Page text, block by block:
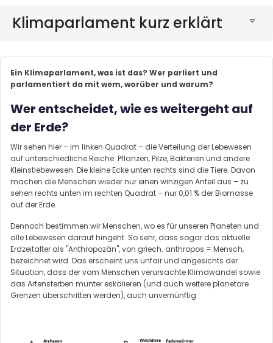
Blöcke
Klimaparlament kurz erklärt
Ein Klimaparlament, was ist das? Wer parliert und
parlamentiert da mit wem, worüber und warum?
Wer entscheidet, wie es weitergeht auf
der Erde?
Wir sehen hier – im linken Quadrat – die Verteilung der Lebewesen
auf unterschiedliche Reiche: Pflanzen, Pilze, Bakterien und andere
Kleinstlebewesen. Die kleine Ecke unten rechts sind die Tiere. Davon
machen die Menschen wieder nur einen winzigen Anteil aus – zu
sehen rechts unten im rechten Quadrat – nur 0,01 % der Biomasse
auf der Erde.
Dennoch bestimmen wir Menschen, wo es für unseren Planeten und
alle Lebewesen darauf hingeht. So sehr, dass sogar das aktuelle
Erdzeitalter als "Anthropozän", von griech. anthropos = Mensch,
bezeichnet wird. Das erscheint uns unfair und angesichts der
Situation, dass der vom Menschen verursachte Klimawandel sowie
das Artensterben munter eskalieren (und auch weitere planetare
Grenzen überschritten werden), auch unvernünftig.